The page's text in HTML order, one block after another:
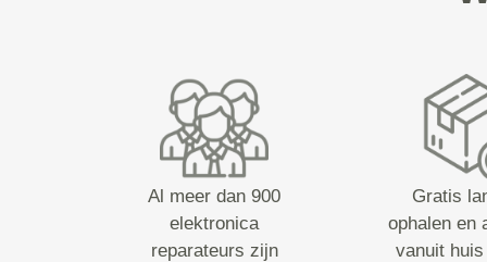
Al meer dan 900
elektronica
reparateurs zijn
Gratis
ophalen en
vanuit